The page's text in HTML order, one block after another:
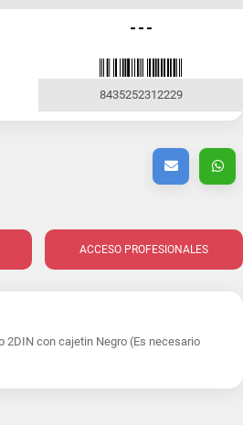
- - -
8435252312229
ACCESO PROFESIONALES
2DIN con cajetin Negro (Es necesario